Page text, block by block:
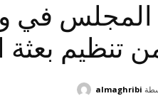
المجلس في
تنظيم بعثة
almaghribi